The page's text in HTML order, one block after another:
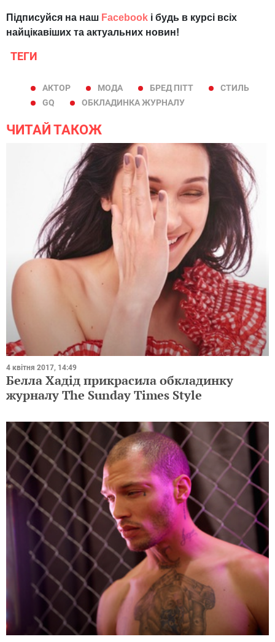
Підписуйся на наш Facebook і будь в курсі всіх
найцікавіших та актуальних новин!
ТЕГИ
АКТОР МОДА БРЕД ПІТТ
СТИЛЬ
GQ
ОБКЛАДИНКА ЖУРНАЛУ
ЧИТАЙ ТАКОЖ
4 квітня 2017, 14:49
Белла Хадід прикрасила обкладинку
журналу The Sunday Times Style